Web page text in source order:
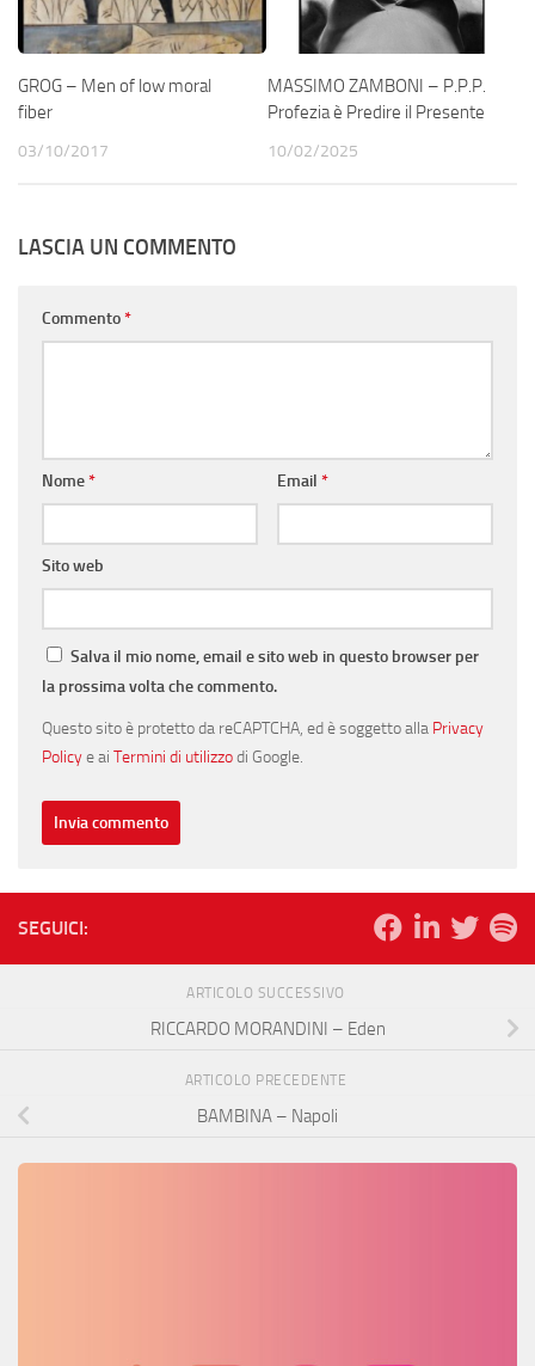
GROG – Men of low moral
fiber
03/10/2017
MASSIMO ZAMBONI – P.P.P.
Profezia è Predire il Presente
10/02/2025
LASCIA UN COMMENTO
Commento*
Nome* Email *
Sito web
Salva il mio nome, email e sito web in questo browser per
la prossima volta che commento.
Questo sito è protetto da reCAPTCHA, ed è soggetto alla Privacy
Policye ai Termini di utilizzodi Google.
SEGUICI:
ARTICOLO SUCCESSIVO
RICCARDO MORANDINI – Eden
ARTICOLO PRECEDENTE
BAMBINA – Napoli